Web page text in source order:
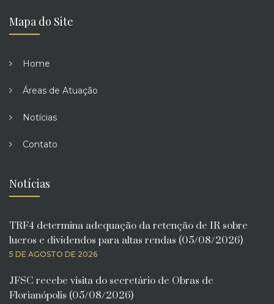
Mapa do Site
Home
Áreas de Atuação
Notícias
Contato
Notícias
TRF4 determina adequação da retenção de IR sobre
lucros e dividendos para altas rendas (05/08/2026)
5 DE AGOSTO DE 2026
JFSC recebe visita do secretário de Obras de
Florianópolis (05/08/2026)